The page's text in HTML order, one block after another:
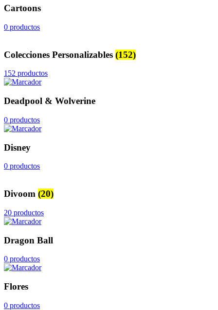
Cartoons
0 productos
Colecciones Personalizables (152)
152 productos
Deadpool & Wolverine
0 productos
Disney
0 productos
Divoom (20)
20 productos
Dragon Ball
0 productos
Flores
0 productos